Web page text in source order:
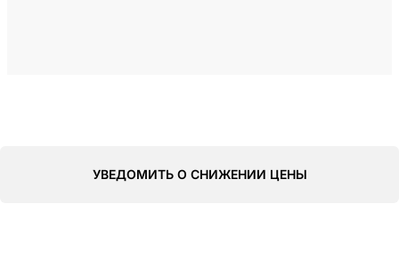
УВЕДОМИТЬ О СНИЖЕНИИ ЦЕНЫ